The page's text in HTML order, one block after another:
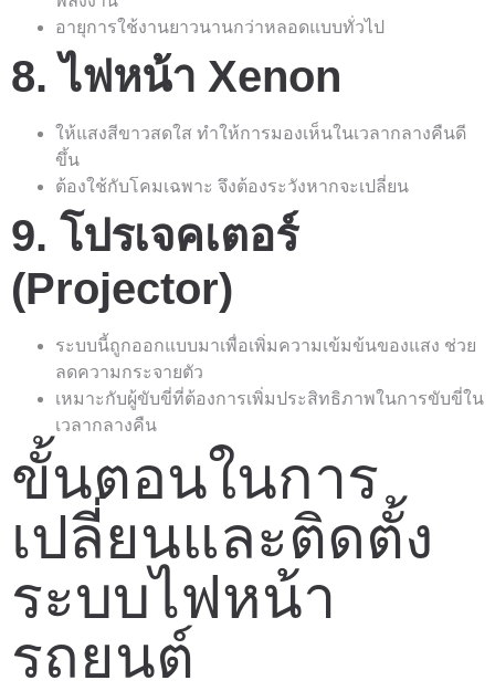
อายุการใช้งานยาวนานกว่าหลอดแบบทั่วไป
8. ไฟหน้า Xenon
ให้แสงสีขาวสดใส ทำให้การมองเห็นในเวลากลางคืนดี
ขึ้น
ต้องใช้กับโคมเฉพาะ จึงต้องระวังหากจะเปลี่ยน
9. โปรเจคเตอร์
(Projector)
ระบบนี้ถูกออกแบบมาเพื่อเพิ่มความเข้มข้นของแสง ช่วย
ลดความกระจายตัว
เหมาะกับผู้ขับขี่ที่ต้องการเพิ่มประสิทธิภาพในการขับขี่ใน
เวลากลางคืน
ขั้นตอนในการ
เปลี่ยนและติดตั้ง
ระบบไฟหน้า
รถยนต์